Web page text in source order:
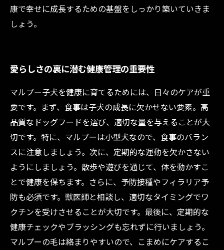
康で幸せに成長するための基盤をしっかり築いていきま
しょう。
愛らしさの裏に潜む健康管理の重要性
マルプー子犬を健康に育てるためには、日々のケアが重
要です。まず、食事は子犬の成長に欠かせない要素。高
品質なドッグフードを選び、適切な量を与えることが大
切です。特に、マルプーは小型犬なので、食事のバラン
スに注意しましょう。次に、定期的な運動を欠かさない
ようにしましょう。散歩や遊びを通じて、体を動かすこ
とで健康を保ちます。さらに、予防接種やフィラリア予
防も必須です。獣医師と相談し、適切なタイミングでワ
クチンを受けさせることが大切です。最後に、定期的な
健康チェックやブラッシングも忘れずに行いましょう。
マルプーの毛は絡まりやすいので、こまめにケアするこ